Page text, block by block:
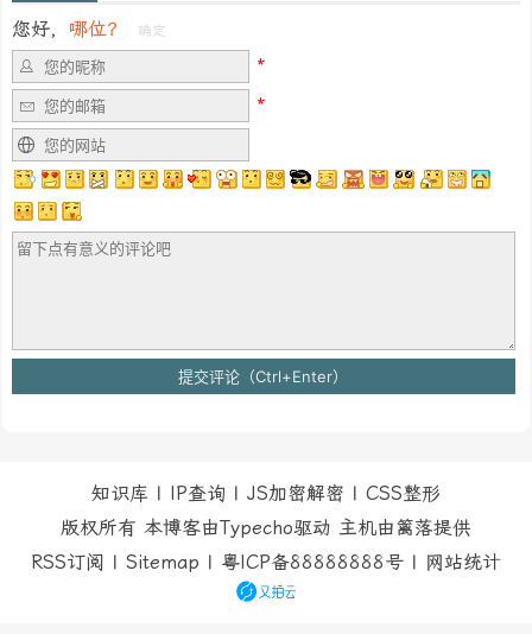
您好， 哪位？ 确定
知识库 | IP查询 | JS加密解密 | CSS整形
版权所有 本博客由Typecho驱动 主机由篱落提供
RSS订阅 | Sitemap | 粤ICP备88888888号 | 网站统计